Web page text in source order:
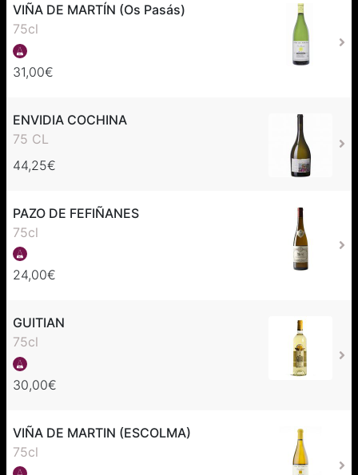
VIÑA DE MARTÍN (Os Pasás)
75cl
31,00€
ENVIDIA COCHINA
75 CL
44,25€
PAZO DE FEFIÑANES
75cl
24,00€
GUITIAN
75cl
30,00€
VIÑA DE MARTIN (ESCOLMA)
75cl